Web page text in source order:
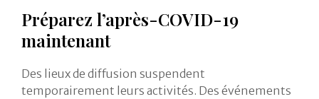
Préparez l’après-COVID-19
maintenant
Des lieux de diffusion suspendent
temporairement leurs activités. Des événements